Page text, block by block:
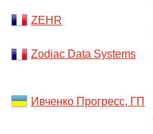
ZEHR
Zodiac Data Systems
Ивченко Прогресс, ГП